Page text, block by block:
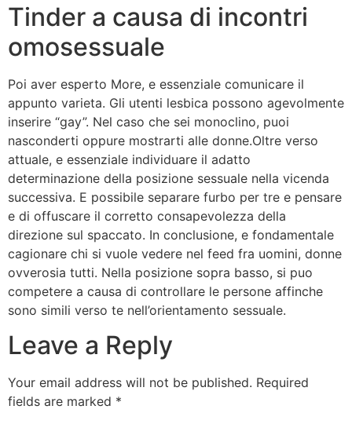
Tinder a causa di incontri
omosessuale
Poi aver esperto More, e essenziale comunicare il
appunto varieta. Gli utenti lesbica possono agevolmente
inserire “gay”. Nel caso che sei monoclino, puoi
nasconderti oppure mostrarti alle donne.Oltre verso
attuale, e essenziale individuare il adatto
determinazione della posizione sessuale nella vicenda
successiva. E possibile separare furbo per tre e pensare
e di offuscare il corretto consapevolezza della
direzione sul spaccato. In conclusione, e fondamentale
cagionare chi si vuole vedere nel feed fra uomini, donne
ovverosia tutti. Nella posizione sopra basso, si puo
competere a causa di controllare le persone affinche
sono simili verso te nell’orientamento sessuale.
Leave a Reply
Your email address will not be published. Required
fields are marked *